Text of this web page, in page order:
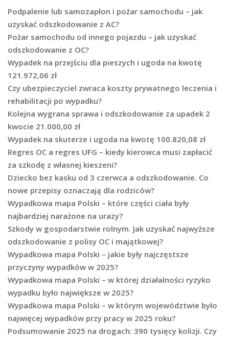
Podpalenie lub samozapłon i pożar samochodu – jak
uzyskać odszkodowanie z AC?
Pożar samochodu od innego pojazdu – jak uzyskać
odszkodowanie z OC?
Wypadek na przejściu dla pieszych i ugoda na kwotę
121.972,06 zł
Czy ubezpieczyciel zwraca koszty prywatnego leczenia i
rehabilitacji po wypadku?
Kolejna wygrana sprawa i odszkodowanie za upadek 2
kwocie 21.000,00 zł
Wypadek na skuterze i ugoda na kwotę 100.820,08 zł
Regres OC a regres UFG – kiedy kierowca musi zapłacić
za szkodę z własnej kieszeni?
Dziecko bez kasku od 3 czerwca a odszkodowanie. Co
nowe przepisy oznaczają dla rodziców?
Wypadkowa mapa Polski – które części ciała były
najbardziej narażone na urazy?
Szkody w gospodarstwie rolnym. Jak uzyskać najwyższe
odszkodowanie z polisy OC i majątkowej?
Wypadkowa mapa Polski – jakie były najczęstsze
przyczyny wypadków w 2025?
Wypadkowa mapa Polski – w której działalności ryzyko
wypadku było największe w 2025?
Wypadkowa mapa Polski – w którym województwie było
najwięcej wypadków przy pracy w 2025 roku?
Podsumowanie 2025 na drogach: 390 tysięcy kolizji. Czy